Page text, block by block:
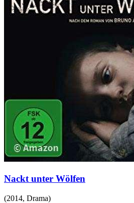
Nackt unter Wölfen
(2014, Drama)